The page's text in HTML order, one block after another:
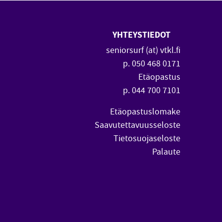
YHTEYSTIEDOT
seniorsurf (at) vtkl.fi
p. 050 468 0171
Etäopastus
p. 044 700 7101
Etäopastuslomake
Saavutettavuusseloste
Tietosuojaseloste
Palaute